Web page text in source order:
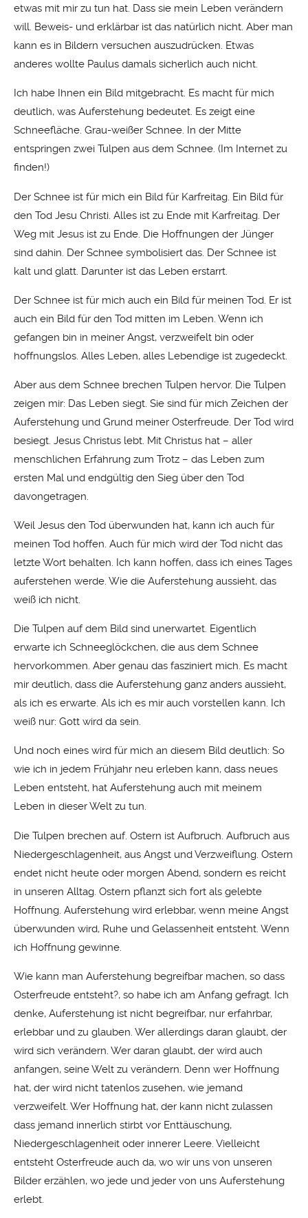
etwas mit mir zu tun hat. Dass sie mein Leben verändern
will. Beweis- und erklärbar ist das natürlich nicht. Aber man
kann es in Bildern versuchen auszudrücken. Etwas
anderes wollte Paulus damals sicherlich auch nicht.
Ich habe Ihnen ein Bild mitgebracht. Es macht für mich
deutlich, was Auferstehung bedeutet. Es zeigt eine
Schneefläche. Grau-weißer Schnee. In der Mitte
entspringen zwei Tulpen aus dem Schnee. (Im Internet zu
finden!)
Der Schnee ist für mich ein Bild für Karfreitag. Ein Bild für
den Tod Jesu Christi. Alles ist zu Ende mit Karfreitag. Der
Weg mit Jesus ist zu Ende. Die Hoffnungen der Jünger
sind dahin. Der Schnee symbolisiert das. Der Schnee ist
kalt und glatt. Darunter ist das Leben erstarrt.
Der Schnee ist für mich auch ein Bild für meinen Tod. Er ist
auch ein Bild für den Tod mitten im Leben. Wenn ich
gefangen bin in meiner Angst, verzweifelt bin oder
hoffnungslos. Alles Leben, alles Lebendige ist zugedeckt.
Aber aus dem Schnee brechen Tulpen hervor. Die Tulpen
zeigen mir: Das Leben siegt. Sie sind für mich Zeichen der
Auferstehung und Grund meiner Osterfreude. Der Tod wird
besiegt. Jesus Christus lebt. Mit Christus hat – aller
menschlichen Erfahrung zum Trotz – das Leben zum
ersten Mal und endgültig den Sieg über den Tod
davongetragen.
Weil Jesus den Tod überwunden hat, kann ich auch für
meinen Tod hoffen. Auch für mich wird der Tod nicht das
letzte Wort behalten. Ich kann hoffen, dass ich eines Tages
auferstehen werde. Wie die Auferstehung aussieht, das
weiß ich nicht.
Die Tulpen auf dem Bild sind unerwartet. Eigentlich
erwarte ich Schneeglöckchen, die aus dem Schnee
hervorkommen. Aber genau das fasziniert mich. Es macht
mir deutlich, dass die Auferstehung ganz anders aussieht,
als ich es erwarte. Als ich es mir auch vorstellen kann. Ich
weiß nur: Gott wird da sein.
Und noch eines wird für mich an diesem Bild deutlich: So
wie ich in jedem Frühjahr neu erleben kann, dass neues
Leben entsteht, hat Auferstehung auch mit meinem
Leben in dieser Welt zu tun.
Die Tulpen brechen auf. Ostern ist Aufbruch. Aufbruch aus
Niedergeschlagenheit, aus Angst und Verzweiflung. Ostern
endet nicht heute oder morgen Abend, sondern es reicht
in unseren Alltag. Ostern pflanzt sich fort als gelebte
Hoffnung. Auferstehung wird erlebbar, wenn meine Angst
überwunden wird, Ruhe und Gelassenheit entsteht. Wenn
ich Hoffnung gewinne.
Wie kann man Auferstehung begreifbar machen, so dass
Osterfreude entsteht?, so habe ich am Anfang gefragt. Ich
denke, Auferstehung ist nicht begreifbar, nur erfahrbar,
erlebbar und zu glauben. Wer allerdings daran glaubt, der
wird sich verändern. Wer daran glaubt, der wird auch
anfangen, seine Welt zu verändern. Denn wer Hoffnung
hat, der wird nicht tatenlos zusehen, wie jemand
verzweifelt. Wer Hoffnung hat, der kann nicht zulassen
dass jemand innerlich stirbt vor Enttäuschung,
Niedergeschlagenheit oder innerer Leere. Vielleicht
entsteht Osterfreude auch da, wo wir uns von unseren
Bilder erzählen, wo jede und jeder von uns Auferstehung
erlebt.